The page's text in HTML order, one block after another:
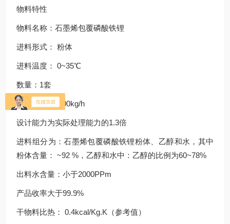
物料特性
物料名称：石墨烯包覆磷酸铁锂
进料形式： 粉体
进料温度： 0~35℃
数量：1套
进料量： 0~700kg/h
设计能力为实际处理能力的1.3倍
进料组分为：石墨烯包覆磷酸铁锂粉体、乙醇和水，其中
粉体含量： ~92 %，乙醇和水中：乙醇的比例为60~78%
出料水含量：小于2000PPm
产品收率大于99.9%
干物料比热： 0.4kcal/Kg.K（参考值）